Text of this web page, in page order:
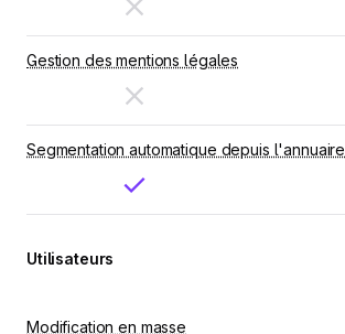
Gestion des mentions légales
Segmentation automatique depuis l'annuaire
Utilisateurs
Modification en masse